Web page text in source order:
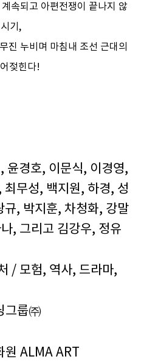
속되고 아편전쟁이 끝나지 않
기,
진 누비며 마침내 조선 근대의
젖힌다!
윤경호, 이문식, 이경영,
무성, 백지원, 하경, 성
, 박지훈, 차청화, 강말
, 그리고 김강우, 정유
/ 모험, 역사, 드라마,
그룹㈜
원 ALMA ART